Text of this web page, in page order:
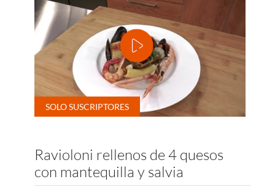
Ravioloni rellenos de 4 quesos
con mantequilla y salvia